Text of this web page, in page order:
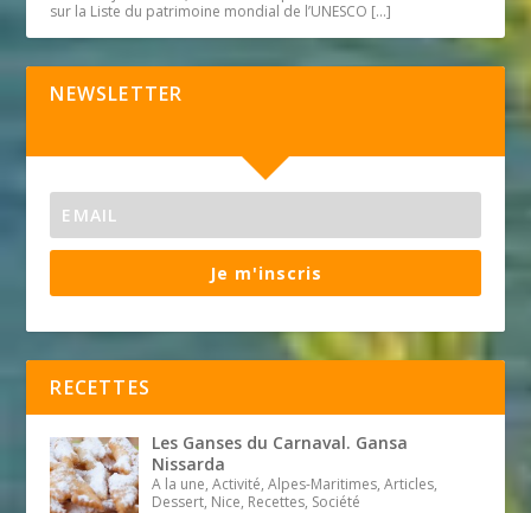
sur la Liste du patrimoine mondial de l’UNESCO […]
NEWSLETTER
Je m'inscris
RECETTES
Les Ganses du Carnaval. Gansa
Nissarda
A la une, Activité, Alpes-Maritimes, Articles,
Dessert, Nice, Recettes, Société